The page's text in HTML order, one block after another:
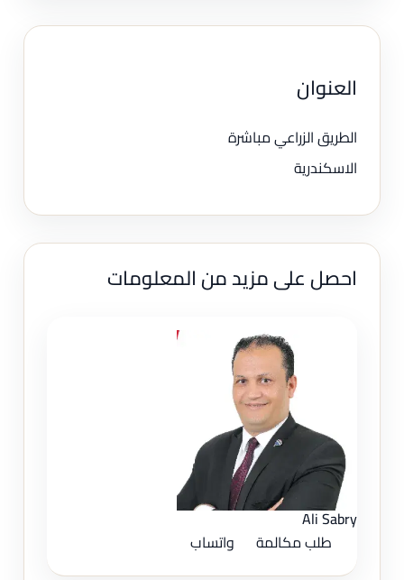
العنوان
الطريق الزراعي مباشرة
الاسكندرية
احصل على مزيد من المعلومات
Ali Sabry
طلب مكالمة
واتساب